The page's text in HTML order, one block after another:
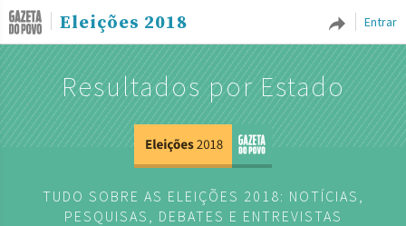
Entrar
Eleições 2018
Resultados por Estado
TUDO SOBRE AS ELEIÇÕES 2018: NOTÍCIAS,
PESQUISAS, DEBATES E ENTREVISTAS